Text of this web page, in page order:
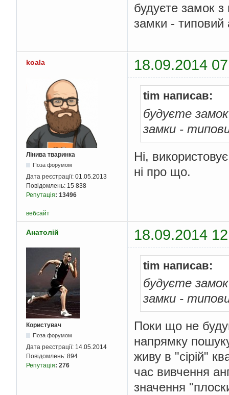
будуєте замок
замки - типовий
koala 18.09.2014
Лінива тваринка
Поза форумом
Дата реєстрації: 01.05.2013
Повідомлень: 15 838
Репутація: 13496
tim написав:
будуєте
замки -
Ні,
ні про що.
вебсайт
Анатолій 18.09.2014
Користувач
Поза форумом
Дата реєстрації: 14.05.2014
Повідомлень: 894
Репутація: 276
tim написав:
будуєте
замки -
Поки що не
напрямку
живу в "сірій"
час вивчення
значення